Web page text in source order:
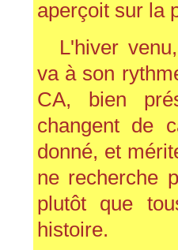
aperçoit sur la
L'hiver
va à son
CA, bien
changent de
donné, et
ne recherche
plutôt que
histoire.